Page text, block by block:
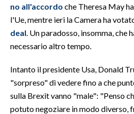
ABBONATI
ANNUNCI
NECROLOGI
SPIAGGE
STORE
no all'accordo che Theresa May
l'Ue, mentre ieri la Camera ha
deal . Un paradosso, insomma, che
necessario altro tempo.
Intanto il presidente Usa, Donald
"sorpreso" di vedere fino a che
sulla Brexit vanno "male": "Penso
potuto negoziare in modo diverso,